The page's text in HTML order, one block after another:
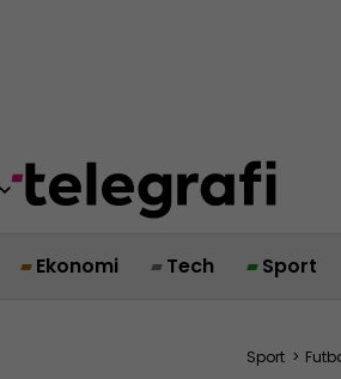
Ekonomi Tech Sport
Sport >